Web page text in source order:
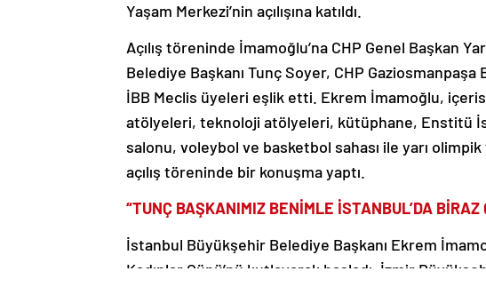
Yaşam Merkezi’nin açılışına katıldı.
Açılış töreninde İmamoğlu’na CHP Genel Başkan
Belediye Başkanı Tunç Soyer, CHP
İBB Meclis üyeleri eşlik etti. Ekrem İmamoğlu,
atölyeleri, teknoloji atölyeleri, kütüphane, Enstitü
salonu, voleybol ve basketbol sahası ile yarı
açılış töreninde bir konuşma yaptı.
“TUNÇ BAŞKANIMIZ BENİMLE İSTANBUL’DA
İstanbul Büyükşehir Belediye Başkanı Ekrem
Kadınlar Günü’nü kutlayarak başladı. İzmir